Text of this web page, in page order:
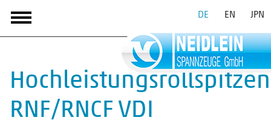
DE EN JPN
Hochleistungsrollspitzen
RNF/RNCF VDI